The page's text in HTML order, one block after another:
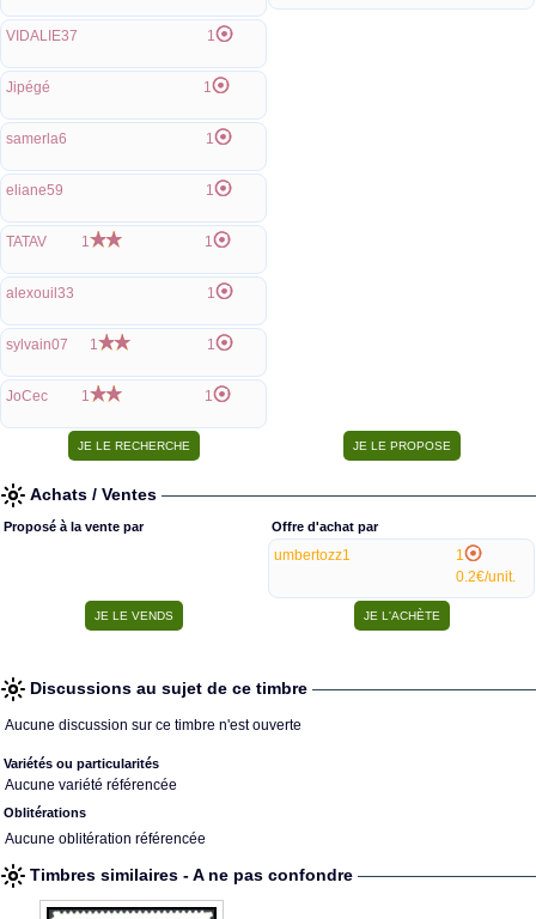
VIDALIE37 1
Jipégé 1
samerla6 1
eliane59 1
TATAV 1 1
alexouil33 1
sylvain07 1 1
JoCec 1 1
Achats / Ventes
Proposé à la vente par Offre d'achat par
umbertozz1
1
0.2€/unit.
Discussions au sujet de ce timbre
Aucune discussion sur ce timbre n'est ouverte
Variétés ou particularités
Aucune variété référencée
Oblitérations
Aucune oblitération référencée
Timbres similaires - A ne pas confondre